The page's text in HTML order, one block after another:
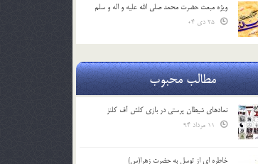
ویژه مبعث حضرت محمد صلی الله علیه و اله و سلم
مطالب محبوب
نمادهای شیطان پرستی در بازی کلش آف کلنز
خاطره ای از توسل به حضرت زهرا(س)